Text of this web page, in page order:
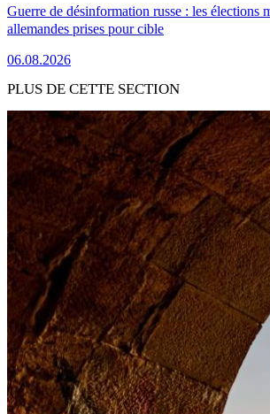
Guerre de désinformation russe : les élections
allemandes prises pour cible
06.08.2026
PLUS DE CETTE SECTION